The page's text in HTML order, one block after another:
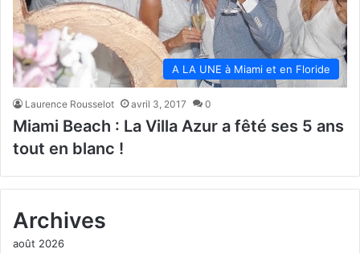
A LA UNE à Miami et en Floride
Laurence Rousselot avril 3, 2017 0
Miami Beach : La Villa Azur a fêté ses 5 ans
tout en blanc !
Archives
août 2026